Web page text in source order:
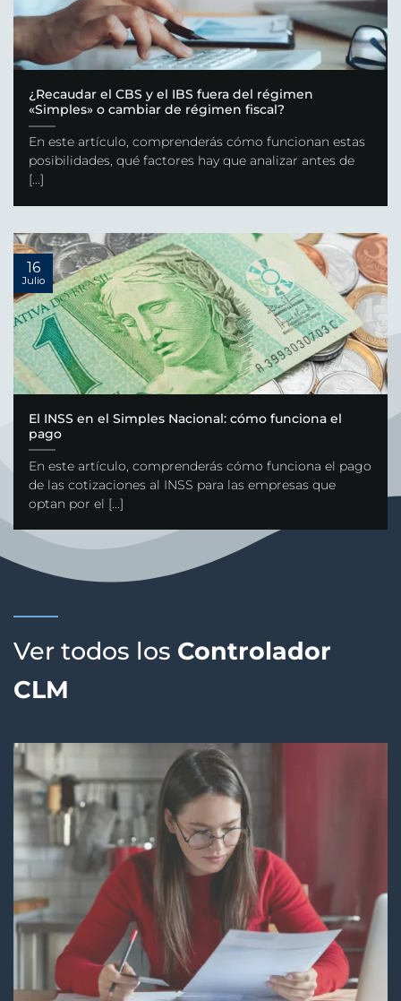
¿Recaudar el CBS y el IBS fuera del régimen
«Simples» o cambiar de régimen fiscal?
En este artículo, comprenderás cómo funcionan estas
posibilidades, qué factores hay que analizar antes de
[...]
El INSS en el Simples Nacional: cómo funciona el
pago
En este artículo, comprenderás cómo funciona el pago
de las cotizaciones al INSS para las empresas que
optan por el [...]
16
Julio
Ver todos los Controlador
CLM